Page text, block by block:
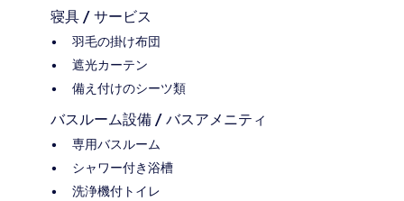
寝具 / サービス
羽毛の掛け布団
遮光カーテン
備え付けのシーツ類
バスルーム設備 / バスアメニティ
専用バスルーム
シャワー付き浴槽
洗浄機付トイレ